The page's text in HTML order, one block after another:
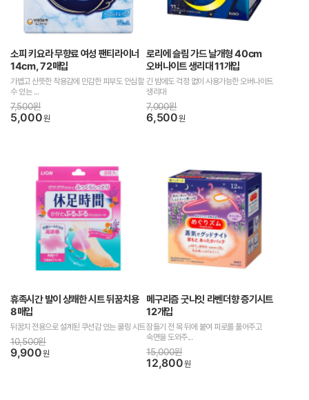
소피 키요라 무향료 여성 팬티라이너
14cm, 72매입
가볍고 산뜻한 착용감에 민감한 피부도 안심할
수 있는 ...
7,500원
5,000원
로리에 슬림 가드 날개형 40cm
오버나이트 생리대 11개입
긴 밤에도 걱정 없이 사용가능한 오버나이트
생리대
7,000원
6,500원
휴족시간 발이 상쾌한 시트 뒤꿈치용
8매입
뒤꿈치 전용으로 설계된 쿠션감 있는 쿨링 시트
10,500원
9,900원
메구리즘 굿나잇 라벤더향 증기시트
12개입
잠들기 전 목 뒤에 붙여 피로를 풀어주고
숙면을 도와주...
15,000원
12,800원